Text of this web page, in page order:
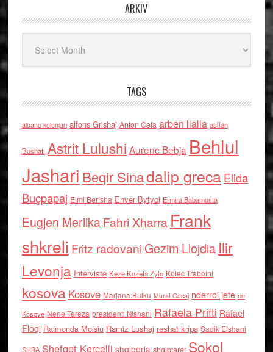
ARKIV
TAGS
albano kolonjari alfons Grishaj Anton Cefa arben llalla asllan
Bushati Astrit Lulushi Aurenc Bebja Behlul
Jashari Beqir Sinadalip grecaElida
Buçpapaj Elmi Berisha Enver Bytyci Ermira Babamusta
Eugjen MerlikaFahri Xharra Frank
shkreli Fritz radovaniGezim Llojdia Ilir
Levonja Interviste Keze Kozeta Zylo Kolec Traboini
kosova Kosove Marjana Bulku Murat Gecaj nderroi jete ne
Kosove Nene Tereza presidenti Nishani Rafaela Prifti Rafael
Floqi Raimonda Moisiu Ramiz Lushaj reshat kripa Sadik Elshani
SHBA Shefqet Kercelli shqiperia shqiptaret Sokol